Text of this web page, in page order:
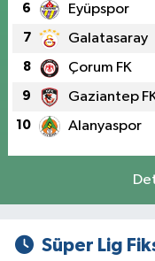
6 Eyüpspor
7 Galatasaray
8 Çorum FK
9 Gaziantep
10 Alanyaspor
Süper Lig